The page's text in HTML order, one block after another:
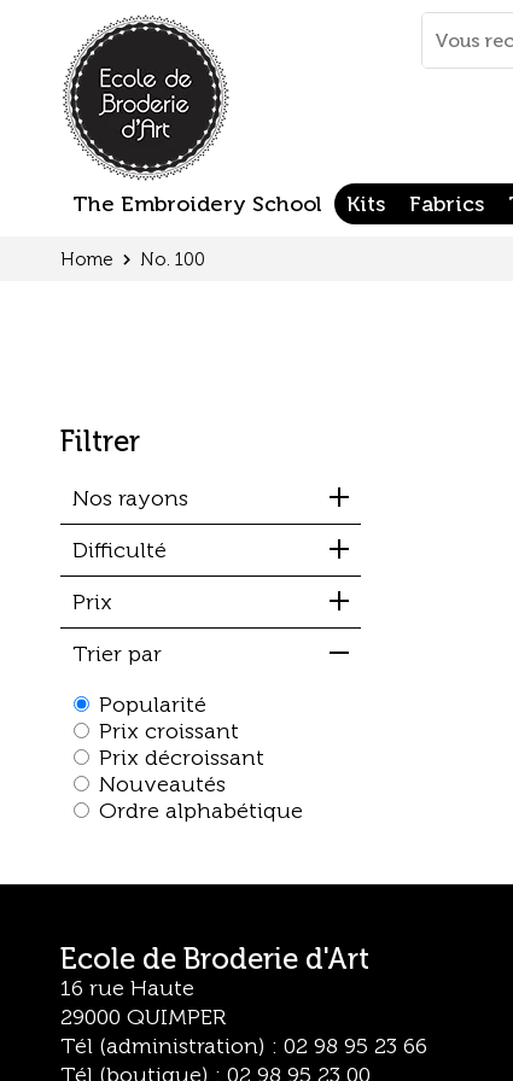
clés
The Embroidery School Kits Fabrics
Home No. 100
Filtrer
Nos rayons
Difficulté
Prix
Trier par
Popularité
Prix croissant
Prix décroissant
Nouveautés
Ordre alphabétique
Ecole de Broderie d'Art
16 rue Haute
29000 QUIMPER
Tél (administration) : 02 98 95 23 66
Tél (boutique) : 02 98 95 23 00
Cookies management panel